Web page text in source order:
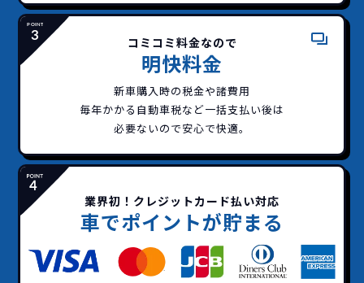
コミコミ料金なので
明快料金
新車購入時の税金や諸費用
毎年かかる自動車税など一括支払い後は
必要ないので安心で快適。
業界初！クレジットカード払い対応
車でポイントが貯まる
イッカーズは高残価設定を実現！
頭金不要で超低価格！憧れのクルマが手軽に乗れ
ます！
イッカーズなら短期リースでも安いんです！
に新車なので故障の心配がありませんし、急なラ
イフスタイルの変化にも対応が可能です。
イッカーズなら頭金・ボーナス払い・諸経費・税
金など一切不要！ 一括価格をお支払いいただく
だけでご利用いただけます。